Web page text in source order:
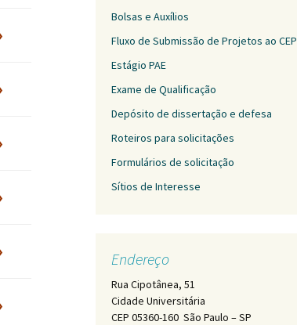
Bolsas e Auxílios
Fluxo de Submissão de Projetos ao CEP
Estágio PAE
Exame de Qualificação
Depósito de dissertação e defesa
Roteiros para solicitações
Formulários de solicitação
Sítios de Interesse
Endereço
Rua Cipotânea, 51
Cidade Universitária
CEP 05360-160 São Paulo – SP